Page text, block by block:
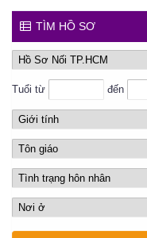
TÌM HỒ SƠ
Tuổi từ đến